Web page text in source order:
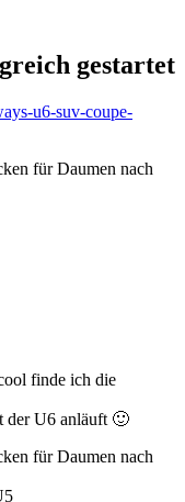
gestartet
u6-suv-coupe-
für Daumen nach
finde ich die
der U6 anläuft 🙂
für Daumen nach